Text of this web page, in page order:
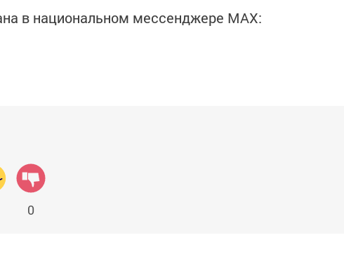
в национальном мессенджере MАХ:
0